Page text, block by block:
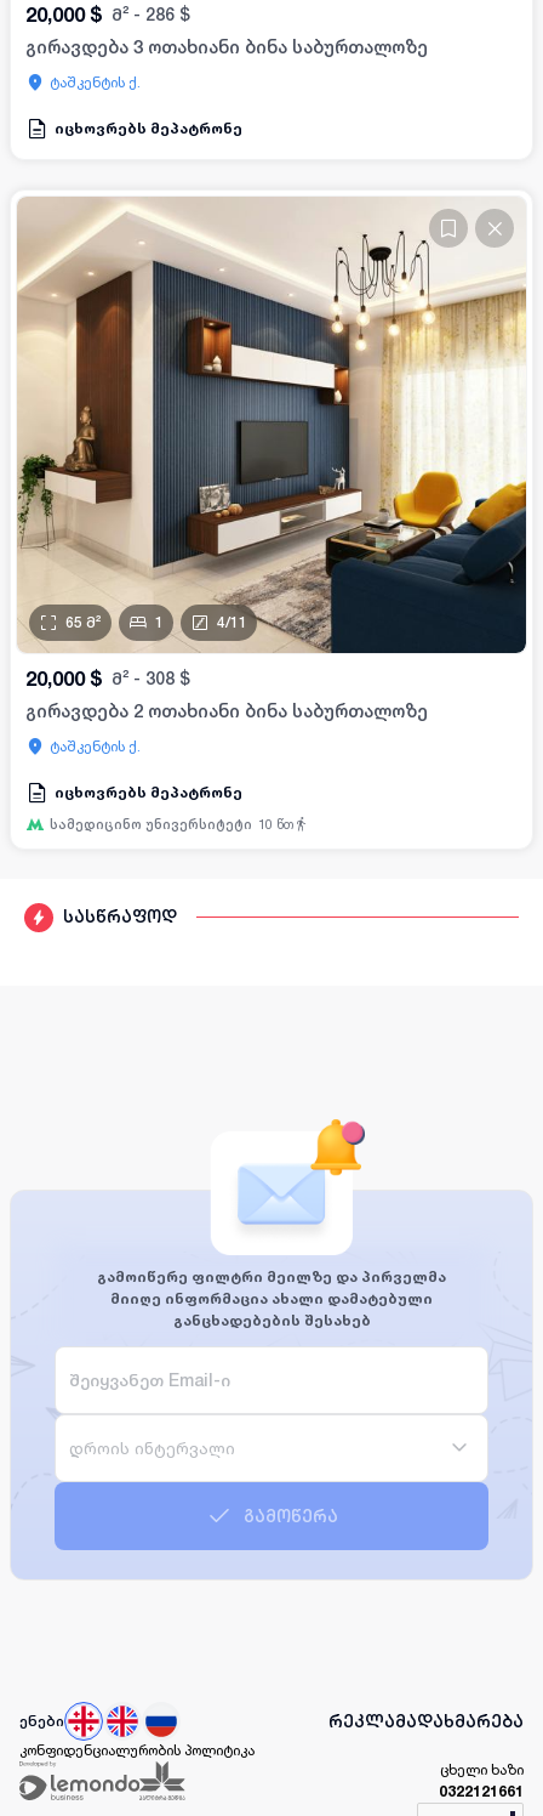
სასწრაფოდ
20,000 $ მ² - 286 $
გირავდება 3 ოთახიანი ბინა საბურთალოზე
ტაშკენტის ქ.
იცხოვრებს მეპატრონე
65 მ² 1 4/11
20,000 $ მ² - 308 $
გირავდება 2 ოთახიანი ბინა საბურთალოზე
ტაშკენტის ქ.
იცხოვრებს მეპატრონე
სამედიცინო უნივერსიტეტი 10 წთ
გამოიწერე ფილტრი მეილზე და პირველმა
მიიღე ინფორმაცია ახალი დამატებული
განცხადებების შესახებ
დროის ინტერვალი
გამოწერა
ენები რეკლამადახმარება
კონფიდენციალურობის პოლიტიკა
ცხელი ხაზი
0322121661